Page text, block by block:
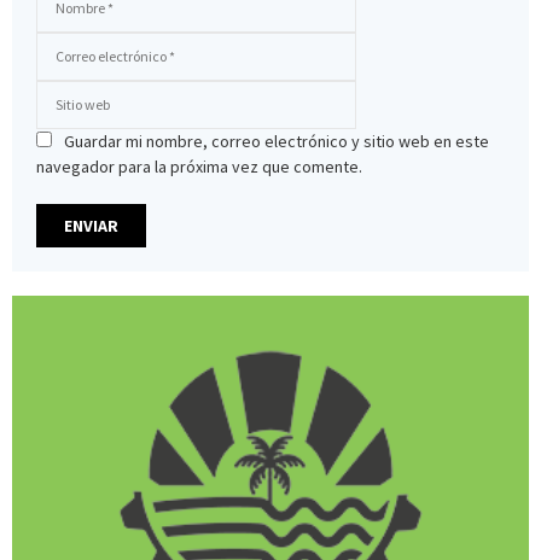
Guardar mi nombre, correo electrónico y sitio web en este
navegador para la próxima vez que comente.